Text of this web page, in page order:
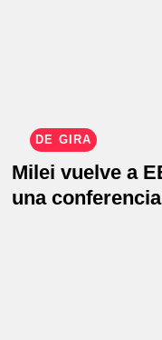
DE GIRA
Milei vuelve a
una